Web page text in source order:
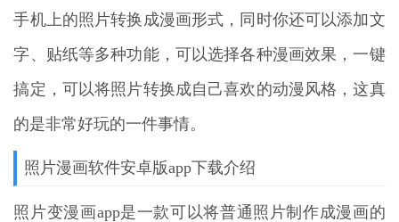
手机上的照片转换成漫画形式，同时你还可以添加文
字、贴纸等多种功能，可以选择各种漫画效果，一键
搞定，可以将照片转换成自己喜欢的动漫风格，这真
的是非常好玩的一件事情。
照片漫画软件安卓版app下载介绍
照片变漫画app是一款可以将普通照片制作成漫画的